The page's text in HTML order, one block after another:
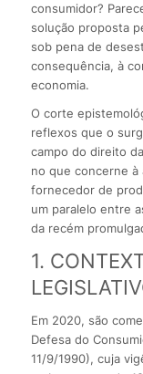
consumidor?
solução proposta
sob pena de
consequência, à
economia.
O corte
reflexos que o
campo do direito
no que concerne à
fornecedor de
um paralelo entre
da recém
1.
Em 2020, são
Defesa do
11/9/1990), cuja